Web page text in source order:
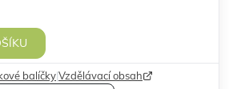
balíčky|Vzdělávací obsah